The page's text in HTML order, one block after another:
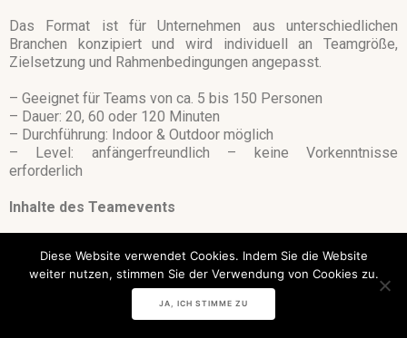
Das Format ist für Unternehmen aus unterschiedlichen
Branchen konzipiert und wird individuell an Teamgröße,
Zielsetzung und Rahmenbedingungen angepasst.
– Geeignet für Teams von ca. 5 bis 150 Personen
– Dauer: 20, 60 oder 120 Minuten
– Durchführung: Indoor & Outdoor möglich
– Level: anfängerfreundlich – keine Vorkenntnisse
erforderlich
Inhalte des Teamevents
Bewegung, Musik und gezielter Gruppeninteraktion.
Diese Website verwendet Cookies. Indem Sie die Website
weiter nutzen, stimmen Sie der Verwendung von Cookies zu.
JA, ICH STIMME ZU